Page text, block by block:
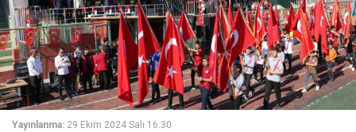
Yayınlanma: 29 Ekim 2024 Salı 16:30